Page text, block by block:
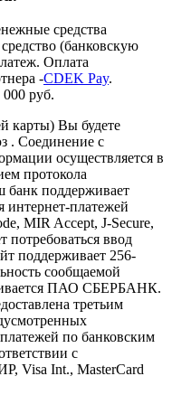
средства
(банковскую
Оплата
-CDEK Pay.
руб.
карты) Вы будете
. Соединение с
осуществляется в
протокола
банк поддерживает
интернет-платежей
MIR Accept, J-Secure,
потребоваться ввод
поддерживает 256-
сообщаемой
ПАО СБЕРБАНК.
третьим
по банковским
с
Visa Int., MasterCard